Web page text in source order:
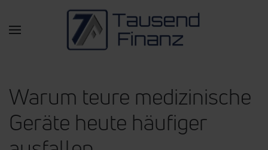
Zum Hauptinhalt springen
Warum teure medizinische
Geräte heute häufiger